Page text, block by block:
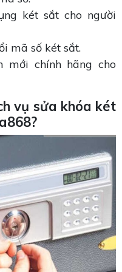
két sắt cho người
mã số két sắt.
mới chính hãng cho
vụ sửa khóa két